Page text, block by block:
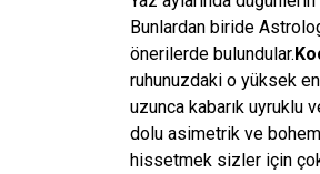
Bunlardan biride
önerilerde bulundular.
ruhunuzdaki o yüksek
uzunca kabarık
dolu asimetrik ve
hissetmek sizler için